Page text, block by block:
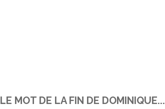
LE MOT DE LA FIN DE DOMINIQUE...